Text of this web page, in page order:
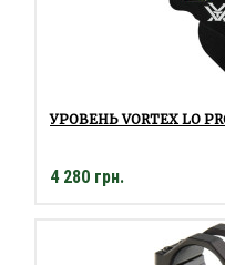
УРОВЕНЬ VORTEX LO
4 280 грн.